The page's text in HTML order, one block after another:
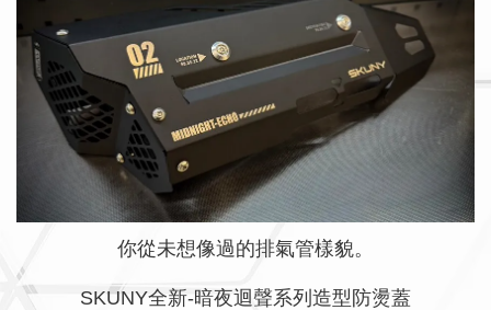
你從未想像過的排氣管樣貌。
SKUNY全新-暗夜迴聲系列造型防燙蓋